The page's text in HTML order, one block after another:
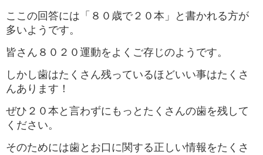
ここの回答には「８０歳で２０本」と書かれる方が
多いようです。
皆さん８０２０運動をよくご存じのようです。
しかし歯はたくさん残っているほどいい事はたくさ
んあります！
ぜひ２０本と言わずにもっとたくさんの歯を残して
ください。
そのためには歯とお口に関する正しい情報をたくさ